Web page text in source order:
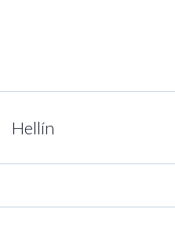
Hellín